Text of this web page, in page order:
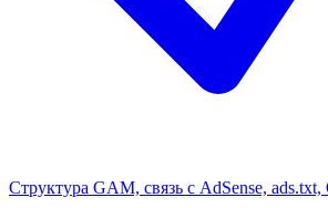
Структура GAM, связь с AdSense,